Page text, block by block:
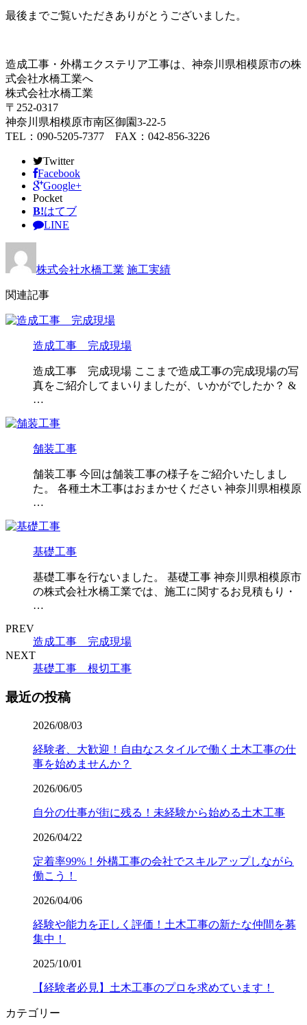
最後までご覧いただきありがとうございました。
造成工事・外構エクステリア工事は、神奈川県相模原市の株
式会社水橋工業へ
株式会社水橋工業
〒252-0317
神奈川県相模原市南区御園3-22-5
TEL：090-5205-7377 FAX：042-856-3226
Twitter
Facebook
Google+
Pocket
B!はてブ
LINE
株式会社水橋工業 施工実績
関連記事
造成工事 完成現場
造成工事 完成現場 ここまで造成工事の完成現場の写
真をご紹介してまいりましたが、いかがでしたか？ &
…
舗装工事
舗装工事 今回は舗装工事の様子をご紹介いたしまし
た。 各種土木工事はおまかせください 神奈川県相模原
…
基礎工事
基礎工事を行ないました。 基礎工事 神奈川県相模原市
の株式会社水橋工業では、施工に関するお見積もり・
…
PREV
造成工事 完成現場
NEXT
基礎工事 根切工事
最近の投稿
2026/08/03
経験者、大歓迎！自由なスタイルで働く土木工事の仕
事を始めませんか？
2026/06/05
自分の仕事が街に残る！未経験から始める土木工事
2026/04/22
定着率99%！外構工事の会社でスキルアップしながら
働こう！
2026/04/06
経験や能力を正しく評価！土木工事の新たな仲間を募
集中！
2025/10/01
【経験者必見】土木工事のプロを求めています！
カテゴリー